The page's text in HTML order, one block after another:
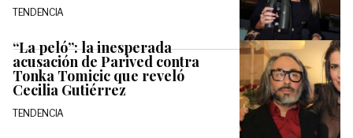
TENDENCIA
“La peló”: la inesperada
acusación de Parived contra
Tonka Tomicic que reveló
Cecilia Gutiérrez
TENDENCIA